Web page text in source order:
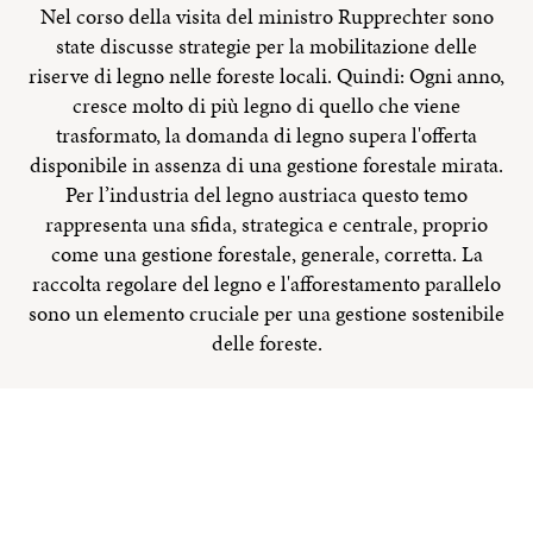
Nel corso della visita del ministro Rupprechter sono
state discusse strategie per la mobilitazione delle
riserve di legno nelle foreste locali. Quindi: Ogni anno,
cresce molto di più legno di quello che viene
trasformato, la domanda di legno supera l'offerta
disponibile in assenza di una gestione forestale mirata.
Per l’industria del legno austriaca questo temo
rappresenta una sfida, strategica e centrale, proprio
come una gestione forestale, generale, corretta. La
raccolta regolare del legno e l'afforestamento parallelo
sono un elemento cruciale per una gestione sostenibile
delle foreste.